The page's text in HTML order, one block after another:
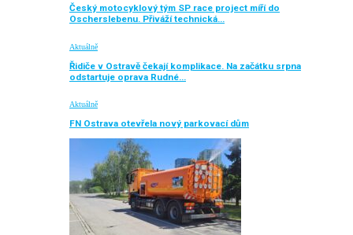
Český motocyklový tým SP race project míří do
Oscherslebenu. Přiváží technická…
Aktuálně
Řidiče v Ostravě čekají komplikace. Na začátku srpna
odstartuje oprava Rudné…
Aktuálně
FN Ostrava otevřela nový parkovací dům